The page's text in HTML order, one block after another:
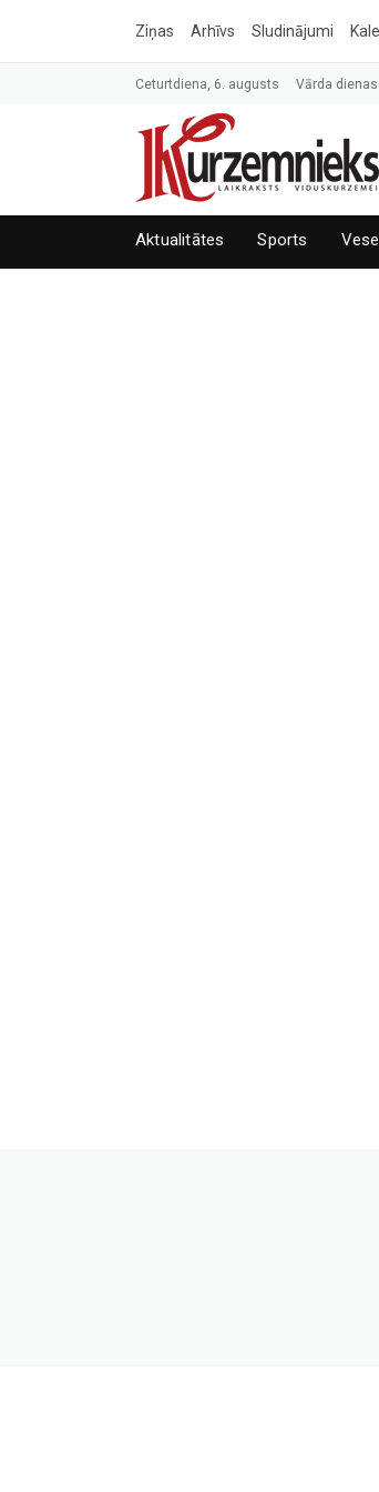
Ziņas Arhīvs Sludinājumi
Ceturtdiena, 6. augusts Vārda
Aktualitātes Sports